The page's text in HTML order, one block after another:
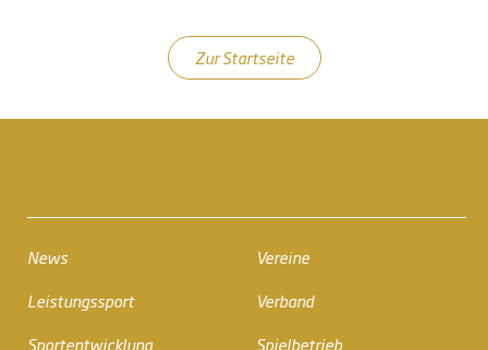
Zur Startseite
News
Leistungssport
Sportentwicklung
Vereine
Verband
Spielbetrieb